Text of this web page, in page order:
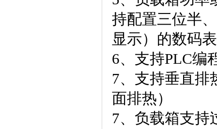
持配置三位半
显示）的数码
6、支持PLC编
7、支持垂直排
面排热）
7、负载箱支持